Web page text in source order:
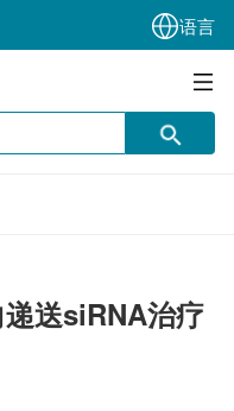
语言
送siRNA治疗